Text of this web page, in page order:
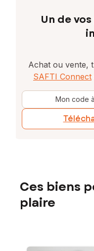
Un de
Achat ou vente,
SAFTI Connect
Mon code
Ces biens
plaire